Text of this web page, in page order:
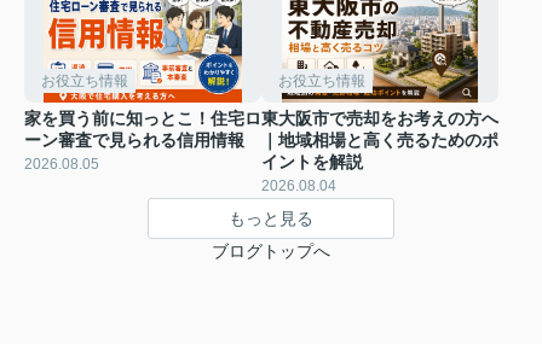
お役立ち情報
家を買う前に知っとこ！住宅ロ
ーン審査で見られる信用情報
2026.08.05
お役立ち情報
東大阪市で売却をお考えの方へ
｜地域相場と高く売るためのポ
イントを解説
2026.08.04
もっと見る
ブログトップへ